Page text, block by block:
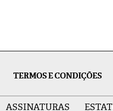
TERMOS E CONDIÇÕES
ASSINATURAS